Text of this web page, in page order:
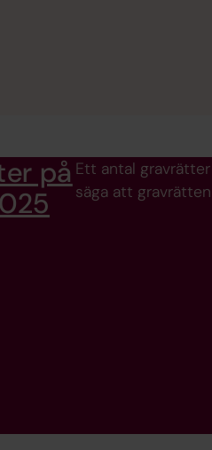
på Ett antal
säga att